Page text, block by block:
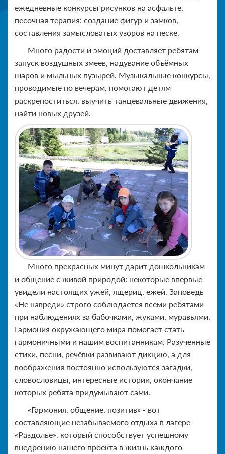
ежедневные конкурсы рисунков на асфальте,
песочная терапия: создание фигур и замков,
составления замысловатых узоров на песке.
Много радости и эмоций доставляет ребятам
запуск воздушных змеев, надувание объёмных
шаров и мыльных пузырей. Музыкальные конкурсы,
проводимые по вечерам, помогают детям
раскрепоститься, выучить танцевальные движения,
найти новых друзей.
Много прекрасных минут дарит дошкольникам
и общение с живой природой: некоторые впервые
увидели настоящих ужей, ящериц, ежей. Заповедь
«Не навреди» строго соблюдается всеми ребятами
при наблюдениях за бабочками, жуками, муравьями.
Гармония окружающего мира помогает стать
гармоничными и нашим воспитанникам. Разученные
стихи, песни, речёвки развивают дикцию, а для
воображения постоянно используются загадки,
словословицы, интересные истории, окончание
которых ребята придумывают сами.
«Гармония, общение, позитив» - вот
составляющие незабываемого отдыха в лагере
«Раздолье», который способствует успешному
внедрению нашего проекта в жизнь каждого